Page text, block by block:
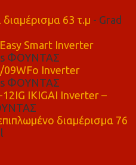
διαμέρισμα 63 τ.μ - Grad
Smart Inverter
ΦΟΥΝΤΑΣ
09WFo Inverter
ΦΟΥΝΤΑΣ
IKIGAI Inverter –
διαμέρισμα 76